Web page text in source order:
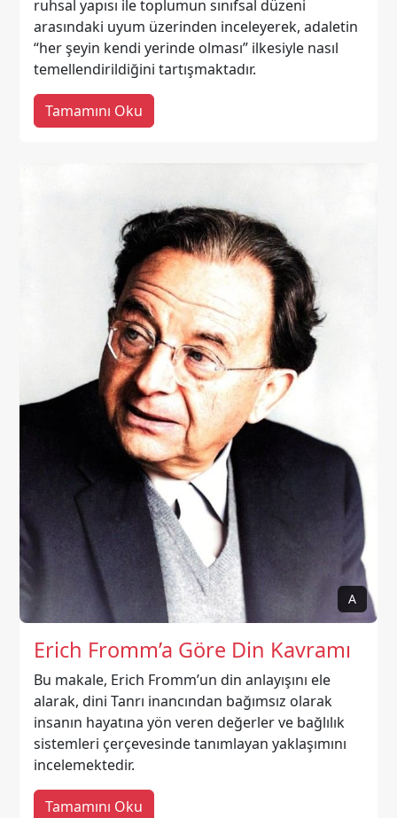
ruhsal yapısı ile toplumun sınıfsal düzeni
arasındaki uyum üzerinden inceleyerek, adaletin
“her şeyin kendi yerinde olması” ilkesiyle nasıl
temellendirildiğini tartışmaktadır.
Tamamını Oku
A
Erich Fromm’a Göre Din Kavramı
Bu makale, Erich Fromm’un din anlayışını ele
alarak, dini Tanrı inancından bağımsız olarak
insanın hayatına yön veren değerler ve bağlılık
sistemleri çerçevesinde tanımlayan yaklaşımını
incelemektedir.
Tamamını Oku